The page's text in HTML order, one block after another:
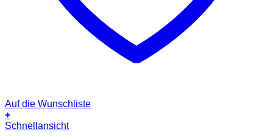
Auf die Wunschliste
+
Schnellansicht